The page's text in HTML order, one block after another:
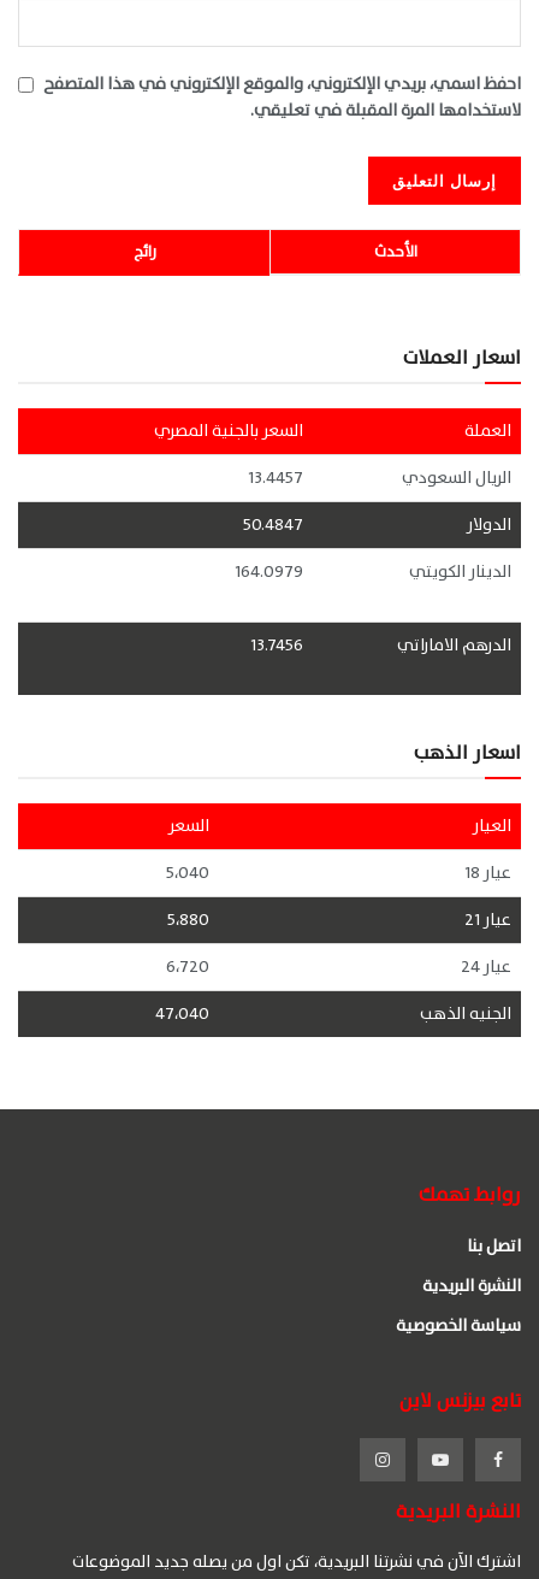
احفظ اسمي، بريدي الإلكتروني، والموقع الإلكتروني في هذا المتصفح
لاستخدامها المرة المقبلة في تعليقي.
رائج الأحدث
اسعار العملات
العملة
السعر بالجنية المصري
الريال السعودي
13.4457
الدولار
50.4847
الدينار الكويتي
164.0979
الدرهم الاماراتي 13.7456
اسعار الذهب
العيار
السعر
عيار 18
5،040
عيار 21
5،880
عيار 24
6،720
الجنيه الذهب
47،040
روابط تهمك
اتصل بنا
النشرة البريدية
سياسة الخصوصية
تابع بيزنس لاين
النشرة البريدية
اشترك الآن في نشرتنا البريدية، تكن اول من يصله جديد الموضوعات